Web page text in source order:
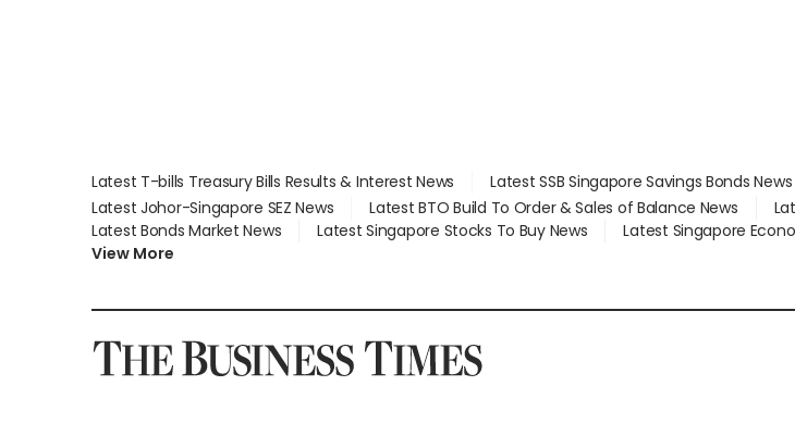
Latest T-bills Treasury Bills Results & Interest News Latest SSB Singapore Savings Bonds News
Latest Johor-Singapore SEZ News
Latest BTO Build To Order & Sales of Balance News
Latest Bonds Market News
Latest Singapore Stocks To Buy News
Latest Singapore
View More